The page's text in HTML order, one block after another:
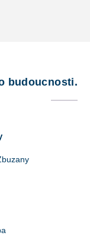
budoucnosti.